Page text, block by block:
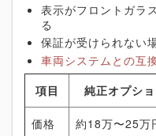
表示がフロントガラ
る
保証が受けられない
車両システムとの互
項目
純正オプシ
価格 約18万〜25万